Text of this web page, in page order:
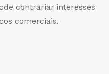
contrariar interesses
comerciais.